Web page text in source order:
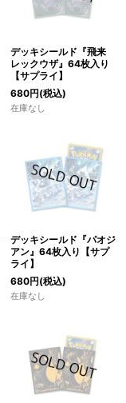
デッキシールド『飛来
レックウザ』64枚入り
【サプライ】
680円(税込)
在庫なし
デッキシールド『パオジ
アン』64枚入り【サプ
ライ】
680円(税込)
在庫なし